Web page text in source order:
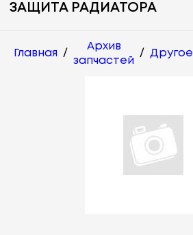
ЗАЩИТА РАДИАТОРА
Главная /
Архив
запчастей
/ Другое